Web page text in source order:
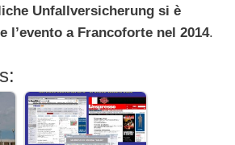
Unfallversicherung si è
l’evento a Francoforte nel 2014.